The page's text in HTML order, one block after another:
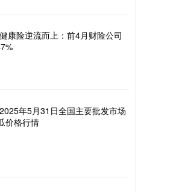
康险逆流而上：前4月财险公司
年5月31日全国主要批发市场
价格行情